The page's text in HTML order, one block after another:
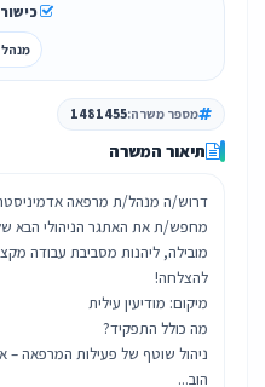
מספר משרה:1481455
תיאור המשרה
מחפש/ת את האתגר הניהולי הבא
מובילה, ליהנות מסביבת עבודה
הוב...